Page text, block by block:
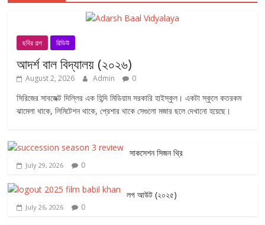
ছবির গল্প রিভিউ
আদর্শ বাল বিদ্যালয় (২০২৬)
August 2, 2026 Admin 0
সিরিজের সাবজেক্ট দিল্লির এক হিন্দি মিডিয়াম সরকারি হাইস্কুল। একটা স্কুলে কতরকম
ঝামেলা থাকে, লিমিটেশন থাকে, প্রেশার থাকে সেগুলো মজার ছলে দেখানো হয়েছে।
সাকসেশন সিজন থ্রি
July 29, 2026 0
লগ আউট (২০২৫)
July 26, 2026 0